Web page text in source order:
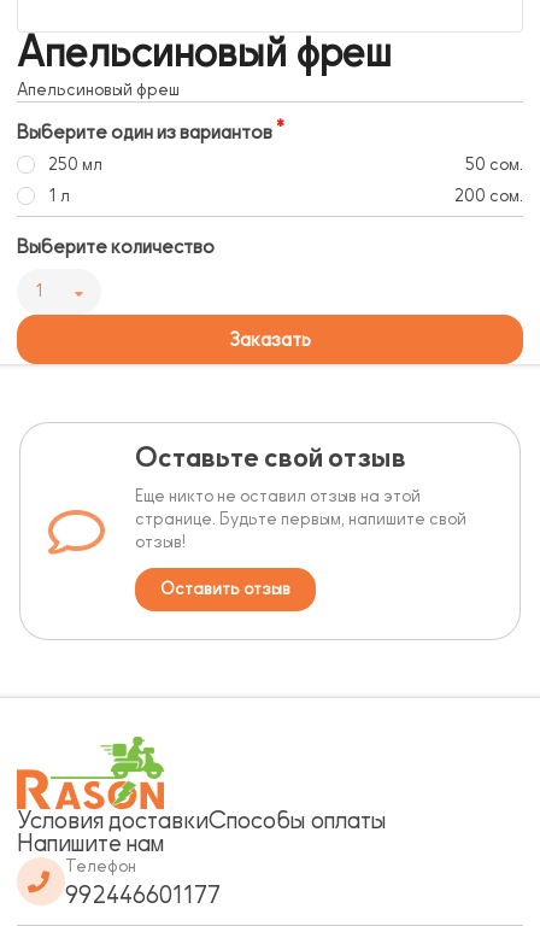
Апельсиновый фреш
Апельсиновый фреш
Выберите один из вариантов
250 мл
50 сом.
1 л
200 сом.
Выберите количество
1
Заказать
Оставьте свой отзыв
Еще никто не оставил отзыв на этой
странице. Будьте первым, напишите свой
отзыв!
Оставить отзыв
Условия доставкиСпособы оплаты
Напишите нам
Телефон
992446601177